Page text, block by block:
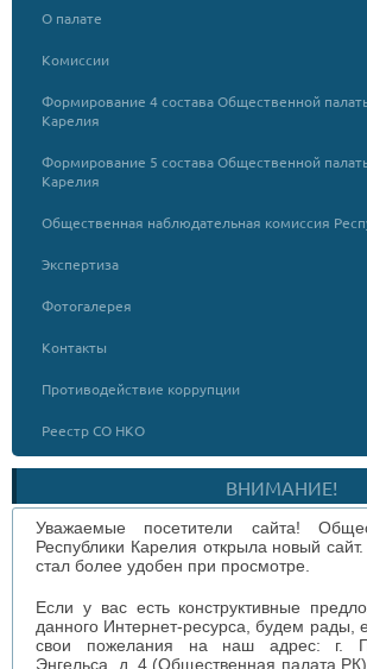
О палате
Комиссии
Формирование 4 состава Общественной
Карелия
Формирование 5 состава Общественной
Карелия
Общественная наблюдательная комиссия
Экспертиза
Фотогалерея
Контакты
Противодействие коррупции
Реестр СО НКО
ВНИМАНИЕ!
Уважаемые посетители сайта!
Республики Карелия открыла новый
стал более удобен при просмотре.
Если у вас есть конструктивные
данного Интернет-ресурса, будем рады,
свои пожелания на наш адрес: г.
Энгельса, д. 4 (Общественная палата